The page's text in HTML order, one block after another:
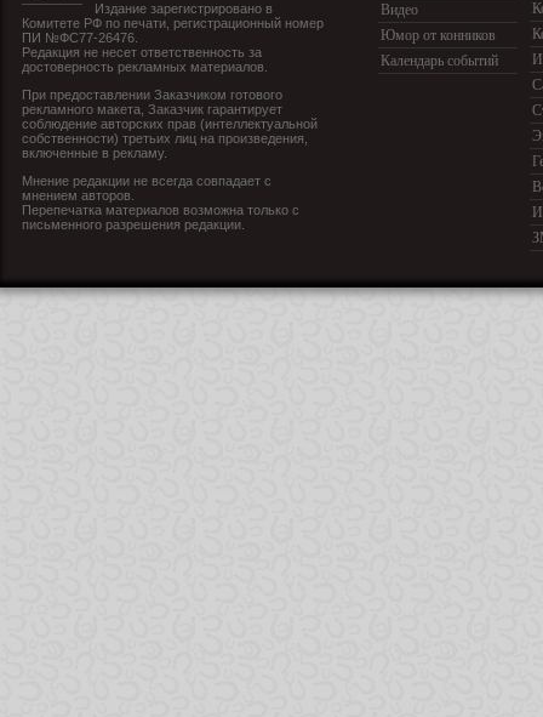
Издание зарегистрировано в
Комитете РФ по печати, регистрационный номер
ПИ №ФС77-26476.
Редакция не несет ответственность за
достоверность рекламных материалов.
При предоставлении Заказчиком готового
рекламного макета, Заказчик гарантирует
соблюдение авторских прав (интеллектуальной
собственности) третьих лиц на произведения,
включенные в рекламу.
Мнение редакции не всегда совпадает с
мнением авторов.
Перепечатка материалов возможна только с
письменного разрешения редакции.
Видео
Юмор от конников
Календарь событий